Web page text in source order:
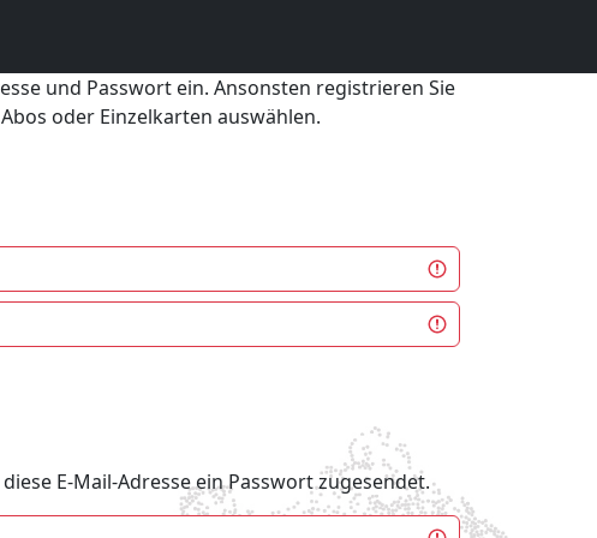
und Passwort ein. Ansonsten registrieren Sie
oder Einzelkarten auswählen.
E-Mail-Adresse ein Passwort zugesendet.